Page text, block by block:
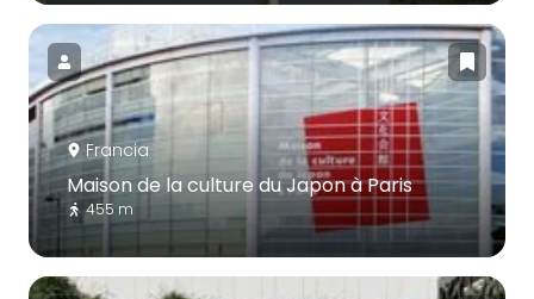
Francia
Maison de la culture du Japon à Paris
455 m